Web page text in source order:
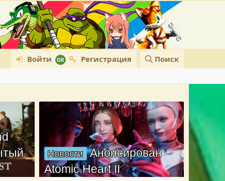
Войти Регистрация Поиск
Новости Анонсирован
Atomic Heart II